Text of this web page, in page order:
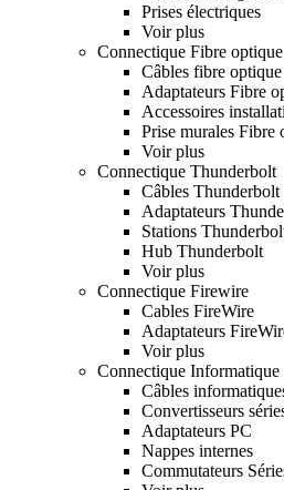
Prises électriques
Voir plus
Connectique Fibre optique
Câbles fibre optique
Adaptateurs Fibre
Accessoires
Prise murales Fibre
Voir plus
Connectique Thunderbolt
Câbles Thunderbolt
Adaptateurs
Stations
Hub Thunderbolt
Voir plus
Connectique Firewire
Cables FireWire
Adaptateurs
Voir plus
Connectique Informatique
Câbles
Convertisseurs
Adaptateurs PC
Nappes internes
Commutateurs